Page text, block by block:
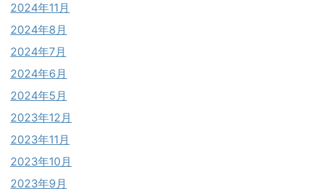
2024年11月
2024年8月
2024年7月
2024年6月
2024年5月
2023年12月
2023年11月
2023年10月
2023年9月